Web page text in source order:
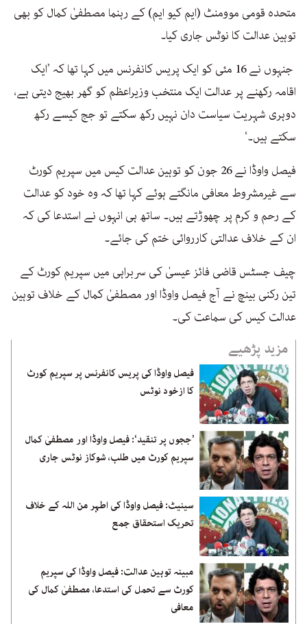
متحدہ قومی موومنٹ (ایم کیو ایم) کے رہنما مصطفیٰ کمال کو بھی
توہین عدالت کا نوٹس جاری کیا۔
جنہوں نے 16 مئی کو ایک پریس کانفرنس میں کہا تھا کہ ’ایک
اقامہ رکھنے پر عدالت ایک منتخب وزیراعظم کو گھر بھیج دیتی ہے،
دوہری شہریت سیاست دان نہیں رکھ سکتے تو جج کیسے رکھ
سکتے ہیں۔‘
فیصل واوڈا نے 26 جون کو توہین عدالت کیس میں سپریم کورٹ
سے غیرمشروط معافی مانگتے ہوئے کہا تھا کہ وہ خود کو عدالت
کے رحم و کرم پر چھوڑتے ہیں۔ ساتھ ہی انہوں نے استدعا کی کہ
ان کے خلاف عدالتی کارروائی ختم کی جائے۔
چیف جسٹس قاضی فائز عیسیٰ کی سربراہی میں سپریم کورٹ کے
تین رکنی بینچ نے آج فیصل واوڈا اور مصطفیٰ کمال کے خلاف توہین
عدالت کیس کی سماعت کی۔
مزید پڑھیے
فیصل واوڈا کی پریس کانفرنس پر سپریم کورٹ
کا ازخود نوٹس
’ججوں پر تنقید‘: فیصل واوڈا اور مصطفیٰ کمال
سپریم کورٹ میں طلب، شوکاز نوٹس جاری
سینیٹ: فیصل واوڈا کی اطہر من اللہ کے خلاف
تحریک استحقاق جمع
مبینہ توہین عدالت: فیصل واوڈا کی سپریم
کورٹ سے تحمل کی استدعا، مصطفیٰ کمال کی
معافی